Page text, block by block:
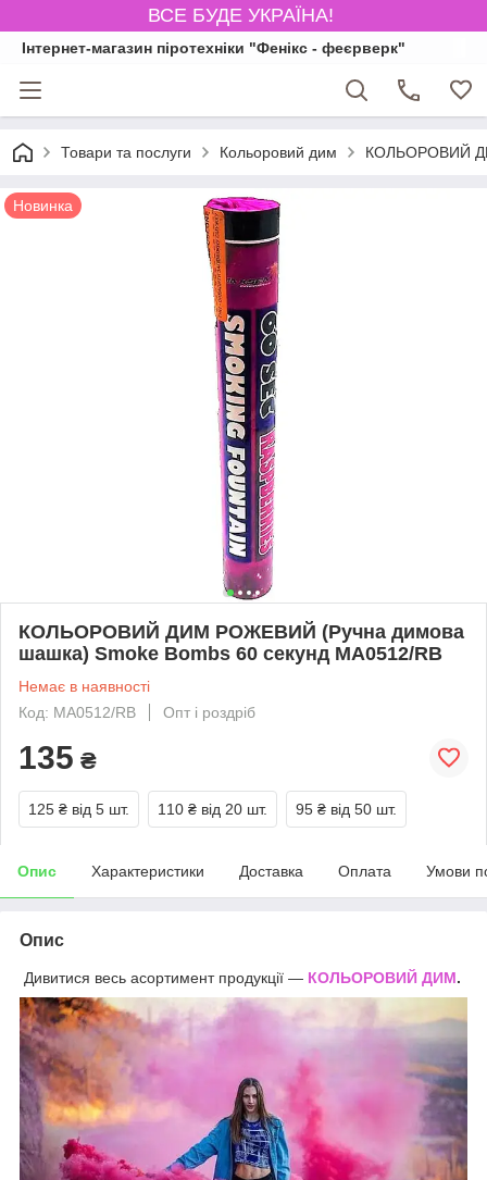
ВСЕ БУДЕ УКРАЇНА!
Інтернет-магазин піротехніки "Фенікс - феєрверк"
Товари та послуги Кольоровий дим КОЛЬОРОВИЙ
Новинка
КОЛЬОРОВИЙ ДИМ РОЖЕВИЙ (Ручна димова
шашка) Smoke Bombs 60 секунд MA0512/RB
Немає в наявності
Код: MA0512/RB
Опт і роздріб
135 ₴
125 ₴ від 5 шт. 110 ₴ від 20 шт. 95 ₴ від 50 шт.
Опис Характеристики Доставка Оплата Умови
Опис
Дивитися весь асортимент продукції — КОЛЬОРОВИЙ ДИМ.